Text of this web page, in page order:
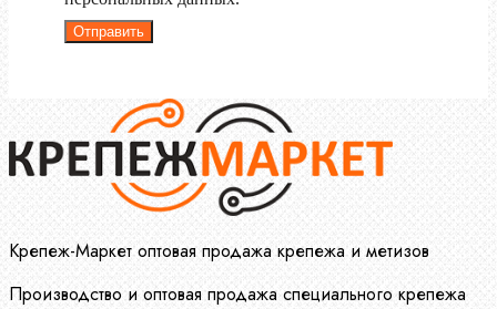
Отправить
Крепеж-Маркет оптовая продажа крепежа и метизов
Производство и оптовая продажа специального крепежа